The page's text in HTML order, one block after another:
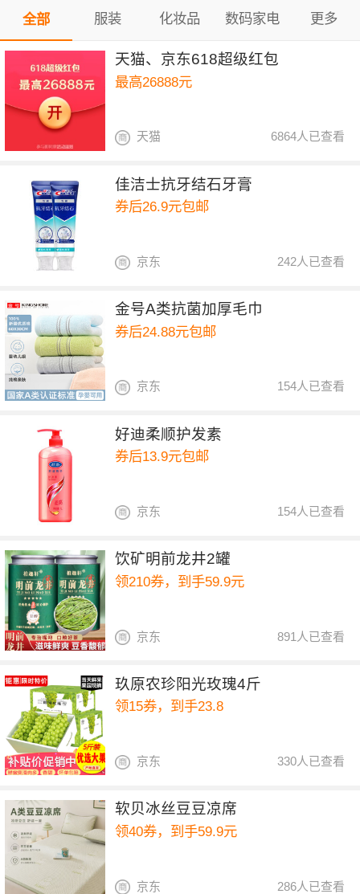
全部 服装 化妆品 数码家电 更多
天猫、京东618超级红包
最高26888元
6864人已查看
天猫
佳洁士抗牙结石牙膏
券后26.9元包邮
242人已查看
京东
金号A类抗菌加厚毛巾
券后24.88元包邮
154人已查看
京东
好迪柔顺护发素
券后13.9元包邮
154人已查看
京东
饮矿明前龙井2罐
领210券，到手59.9元
891人已查看
京东
玖原农珍阳光玫瑰4斤
领15券，到手23.8
330人已查看
京东
软贝冰丝豆豆凉席
领40券，到手59.9元
286人已查看
京东